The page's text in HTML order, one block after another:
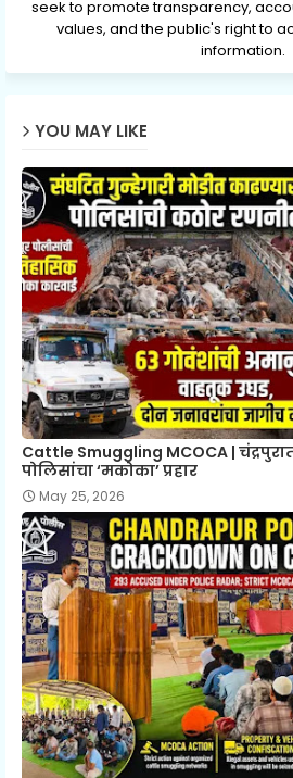
seek to promote transparency,
values, and the public's right to
information.
YOU MAY LIKE
Cattle Smuggling MCOCA |
पोलिसांचा ‘मकोका’ प्रहार
May 25, 2026